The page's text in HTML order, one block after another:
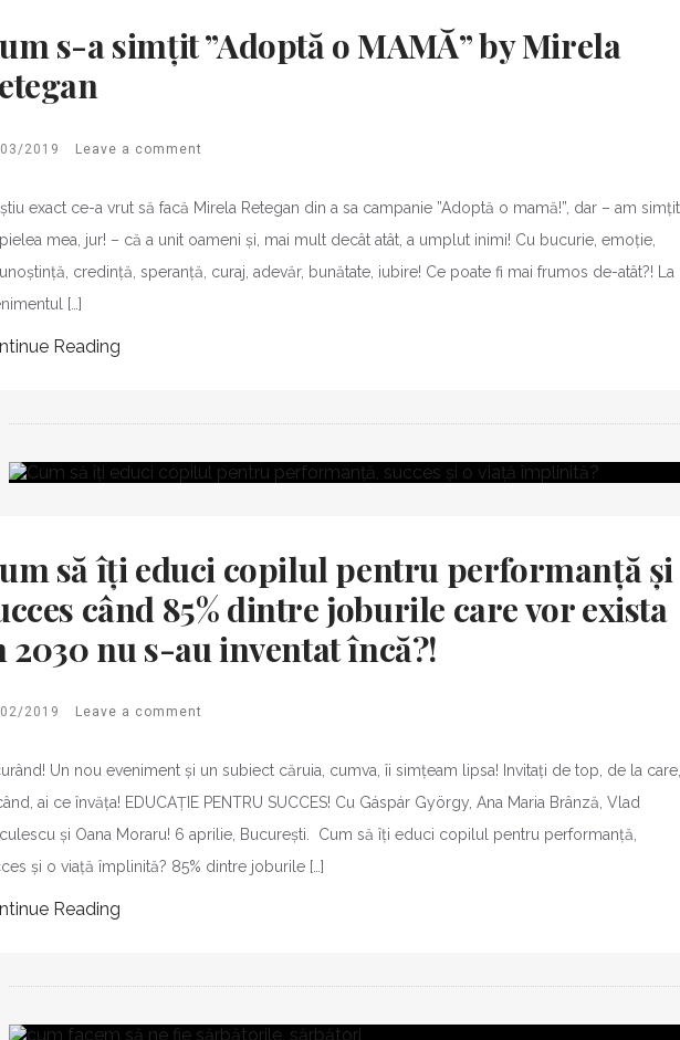
s-a simțit ”Adoptă o MAMĂ” by Mirela
2019 Leave a comment
exact ce-a vrut să facă Mirela Retegan din a sa campanie ”Adoptă o mamă!”, dar – am simțit
mea, jur! – că a unit oameni și, mai mult decât atât, a umplut inimi! Cu bucurie, emoție,
credință, speranță, curaj, adevăr, bunătate, iubire! Ce poate fi mai frumos de-atât?! La
[…]
Reading
să îți educi copilul pentru performanță și
când 85% dintre joburile care vor exista
2030 nu s-au inventat încă?!
2019 Leave a comment
Un nou eveniment și un subiect căruia, cumva, îi simțeam lipsa! Invitați de top, de la care,
ai ce învăța! EDUCAȚIE PENTRU SUCCES! Cu Gáspár György, Ana Maria Brânză, Vlad
și Oana Moraru! 6 aprilie, București. Cum să îți educi copilul pentru performanță,
și o viață împlinită? 85% dintre joburile […]
Reading